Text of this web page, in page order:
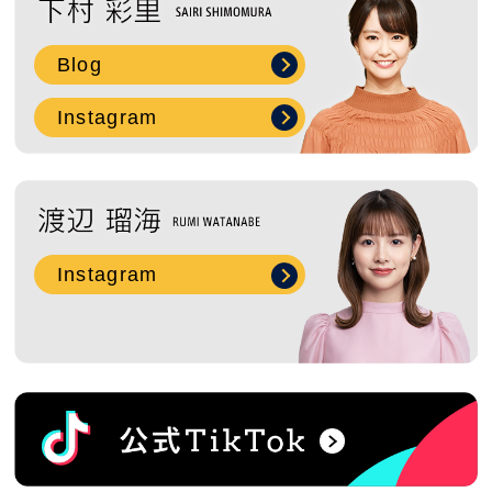
Blog
Instagram
Instagram